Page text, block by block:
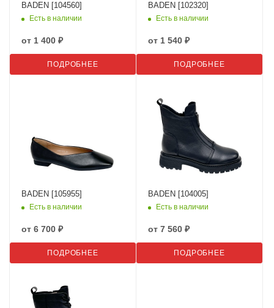
BADEN [104560]
Есть в наличии
от 1 400 ₽
ПОДРОБНЕЕ
BADEN [102320]
Есть в наличии
от 1 540 ₽
ПОДРОБНЕЕ
BADEN [105955]
Есть в наличии
от 6 700 ₽
ПОДРОБНЕЕ
BADEN [104005]
Есть в наличии
от 7 560 ₽
ПОДРОБНЕЕ